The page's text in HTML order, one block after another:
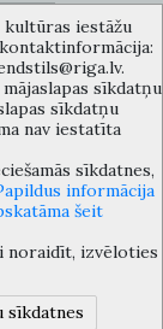
(phone: 67026859,
a contact point in
and
conflicts of
or its
kultūras iestāžu
sīkdatņu
sīkdatņu
nav iestatīta
sīkdatnes,
informācija
šeit
noraidīt, izvēloties
sīkdatnes